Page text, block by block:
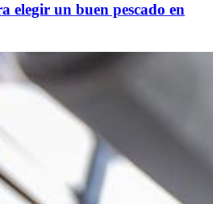
elegir un buen pescado en